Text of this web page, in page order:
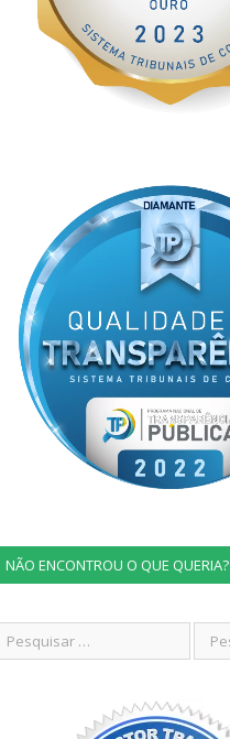
NÃO ENCONTROU O QUE QUERIA?